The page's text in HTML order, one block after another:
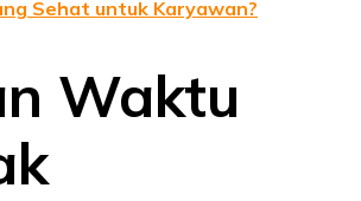
Sehat untuk Karyawan?
Waktu